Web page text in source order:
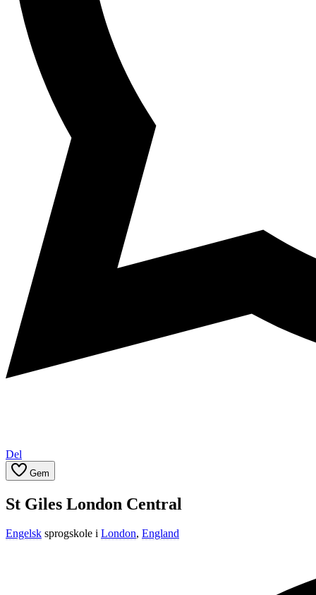
Del
Gem
St Giles London Central
Engelsk sprogskole i London, England